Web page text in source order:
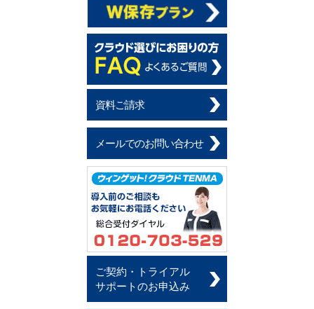
資料ご請求
メールでのお問い合わせ
ご契約・トライアル
サポートのお申込み